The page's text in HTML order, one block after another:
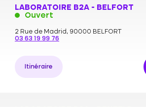
LABORATOIRE B2A - BELFORT
Ouvert
2 Rue de Madrid, 90000 BELFORT
03 63 19 99 76
Itinéraire